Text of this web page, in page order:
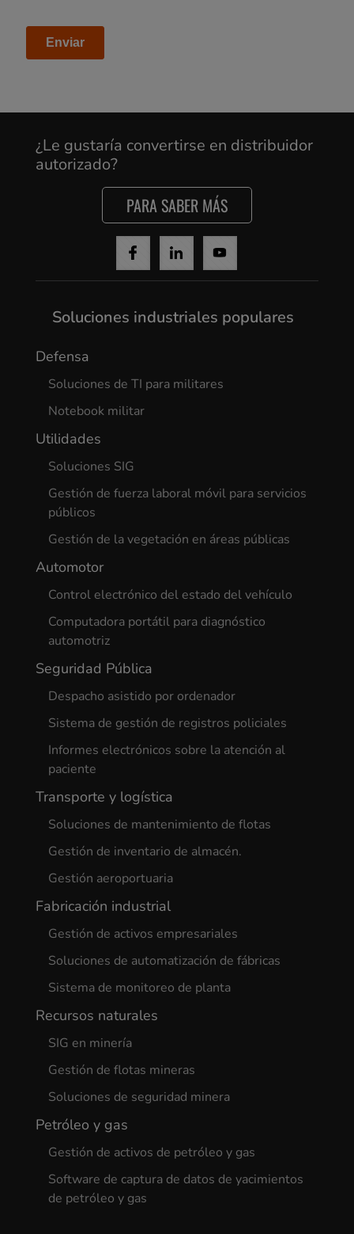
¿Le gustaría convertirse en distribuidor
autorizado?
PARA SABER MÁS
Soluciones industriales populares
Defensa
Soluciones de TI para militares
Notebook militar
Utilidades
Soluciones SIG
Gestión de fuerza laboral móvil para servicios
públicos
Gestión de la vegetación en áreas públicas
Automotor
Control electrónico del estado del vehículo
Computadora portátil para diagnóstico
automotriz
Seguridad Pública
Despacho asistido por ordenador
Sistema de gestión de registros policiales
Informes electrónicos sobre la atención al
paciente
Transporte y logística
Soluciones de mantenimiento de flotas
Gestión de inventario de almacén.
Gestión aeroportuaria
Fabricación industrial
Gestión de activos empresariales
Soluciones de automatización de fábricas
Sistema de monitoreo de planta
Recursos naturales
SIG en minería
Gestión de flotas mineras
Soluciones de seguridad minera
Petróleo y gas
Gestión de activos de petróleo y gas
Software de captura de datos de yacimientos
de petróleo y gas